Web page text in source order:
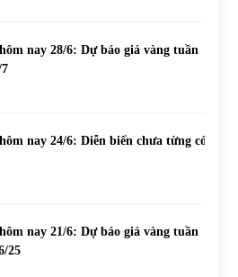
nay 28/6: Dự báo giá vàng tuần
nay 24/6: Diễn biến chưa từng có
nay 21/6: Dự báo giá vàng tuần
25